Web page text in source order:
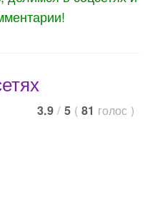
3.9 / 5 ( 81 голос )